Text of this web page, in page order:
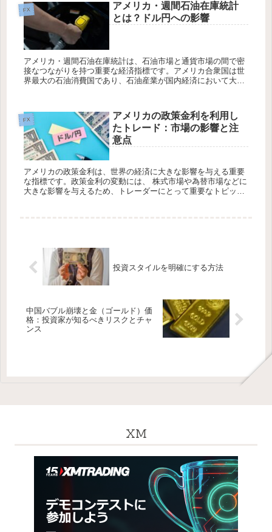
FX
アメリカ・週間石油在庫統計
とは？ドル円への影響
アメリカ・週間石油在庫統計は、石油市場と通貨市場の間で密
接なつながりを持つ重要な経済指標です。アメリカ合衆国は世
界最大の石油消費国であり、石油産業が国内経済において大き
FX
アメリカの政策金利を利用し
たトレード：市場の影響と注
意点
アメリカの政策金利は、世界の経済に大きな影響を与える重要
な指標です。政策金利の変動には、 株式市場や為替市場などに
大きな影響を与えるため、トレーダーにとって重要なトピック
投資スタイルを明確にする方法
中国バブル崩壊と金（ゴールド）価
格：投資家が知るべきリスクとチャ
ンス
XM